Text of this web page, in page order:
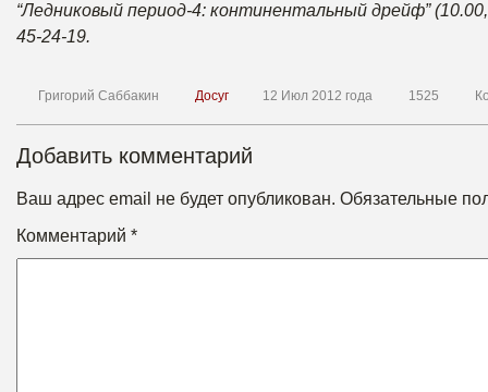
“Ледниковый период-4: континентальный дрейф”
45-24-19.
Григорий Саббакин Досуг 12 Июл 2012 года 1525
Добавить комментарий
Ваш адрес email не будет опубликован. Обязательные
Комментарий *